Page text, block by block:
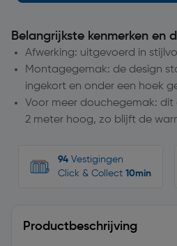
Belangrijkste kenmerken en
Afwerking: uitgevoerd in
Montagegemak: de design
ingekort en onder een hoek
Voor meer douchegemak: dit
2 meter hoog, zo blijft de
94 Vestigingen
Click & Collect 10min
Productbeschrijving